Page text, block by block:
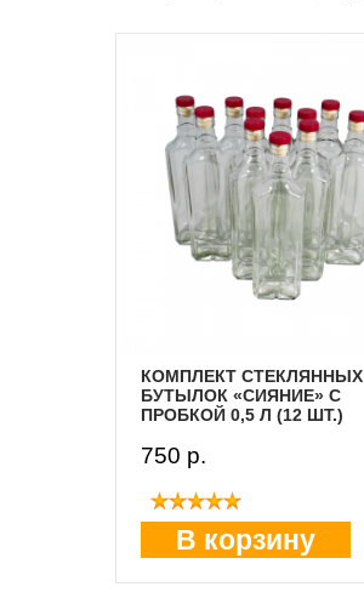
КОМПЛЕКТ СТЕКЛЯННЫХ
БУТЫЛОК «СИЯНИЕ» С
ПРОБКОЙ 0,5 Л (12 ШТ.)
750 p.
В корзину